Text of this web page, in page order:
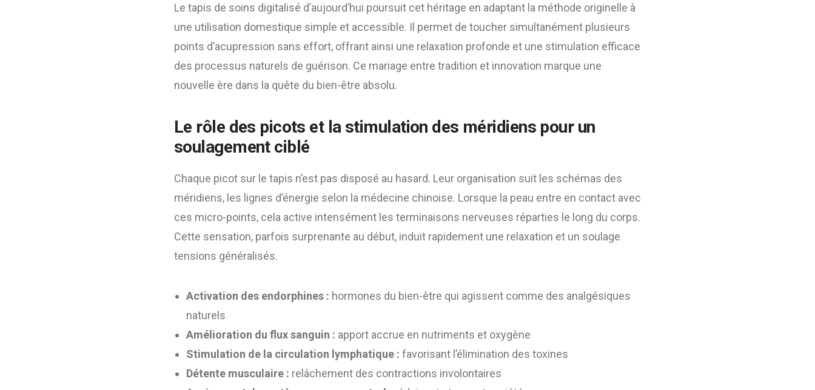
Le tapis de soins digitalisé d’aujourd’hui poursuit cet héritage en adaptant la méthode originelle à
une utilisation domestique simple et accessible. Il permet de toucher simultanément plusieurs
points d’acupression sans effort, offrant ainsi une relaxation profonde et une stimulation efficace
des processus naturels de guérison. Ce mariage entre tradition et innovation marque une
nouvelle ère dans la quête du bien-être absolu.
Le rôle des picots et la stimulation des méridiens pour un
soulagement ciblé
Chaque picot sur le tapis n’est pas disposé au hasard. Leur organisation suit les schémas des
méridiens, les lignes d’énergie selon la médecine chinoise. Lorsque la peau entre en contact avec
ces micro-points, cela active intensément les terminaisons nerveuses réparties le long du corps.
Cette sensation, parfois surprenante au début, induit rapidement une relaxation et un soulage
tensions généralisés.
Activation des endorphines : hormones du bien-être qui agissent comme des analgésiques
naturels
Amélioration du flux sanguin : apport accrue en nutriments et oxygène
Stimulation de la circulation lymphatique : favorisant l’élimination des toxines
Détente musculaire : relâchement des contractions involontaires